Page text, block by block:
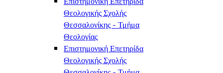
Θεολογικής Σχολής
Θεσσαλονίκης - Τμήμα
Θεολογίας
Επιστημονική Επετηρίδα
Θεολογικής Σχολής